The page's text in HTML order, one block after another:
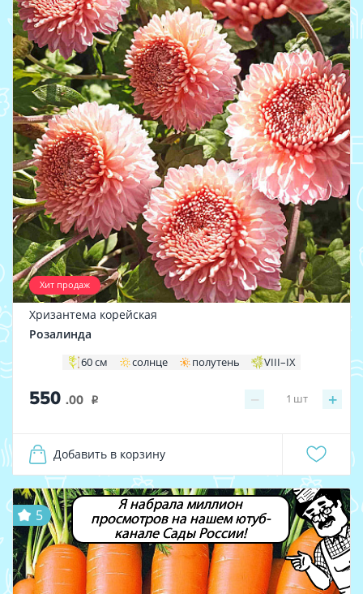
Хит продаж
Хризантема корейская
Розалинда
60 см солнце полутень VIII–IX
550 .00 i − +
1 шт
Добавить в корзину
Я набрала миллион
просмотров на нашем ютуб-
канале Сады России!
5